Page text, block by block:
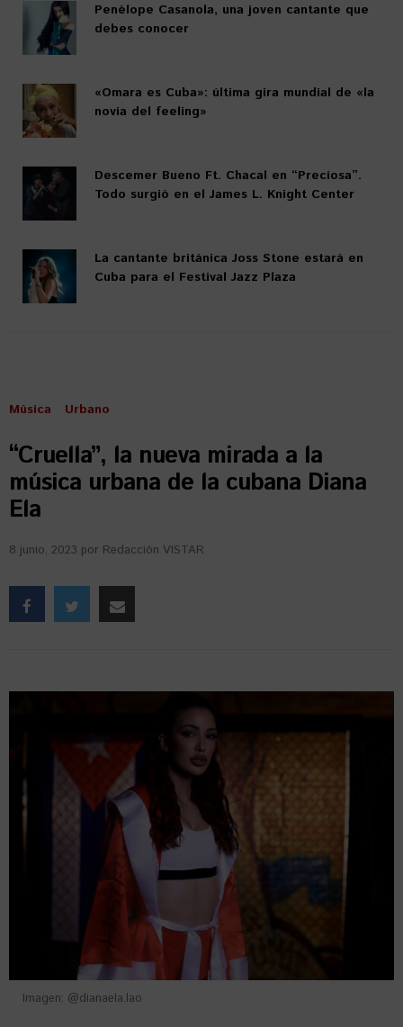
Penélope Casanola, una joven cantante que
debes conocer
«Omara es Cuba»: última gira mundial de «la
novia del feeling»
Descemer Bueno Ft. Chacal en “Preciosa”.
Todo surgió en el James L. Knight Center
La cantante británica Joss Stone estará en
Cuba para el Festival Jazz Plaza
Música Urbano
“Cruella”, la nueva mirada a la
música urbana de la cubana Diana
Ela
8 junio, 2023 por Redacción VISTAR
Imagen: @dianaela.lao